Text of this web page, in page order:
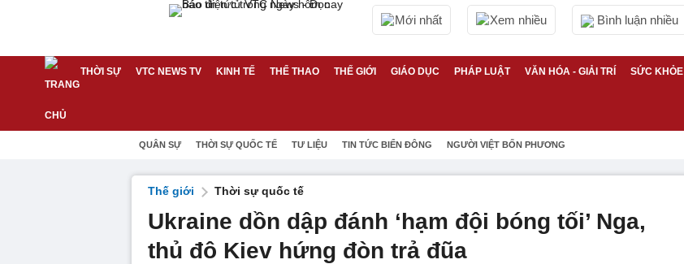
Mới nhất Xem nhiều Bình luận nhiều
THỜI SỰ VTC NEWS TV KINH TẾ THỂ THAO THẾ GIỚI GIÁO DỤC PHÁP LUẬT VĂN HÓA - GIẢI TRÍ SỨC KHỎE
QUÂN SỰ THỜI SỰ QUỐC TẾ TƯ LIỆU TIN TỨC BIỂN ĐÔNG NGƯỜI VIỆT BỐN PHƯƠNG
Thế giới Thời sự quốc tế
Ukraine dồn dập đánh ‘hạm đội bóng tối’ Nga,
thủ đô Kiev hứng đòn trả đũa